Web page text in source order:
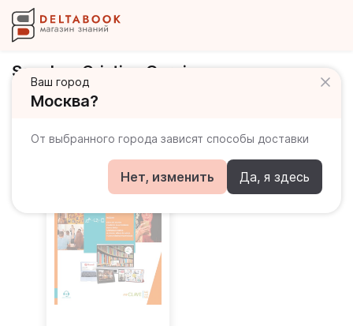
Ваш город
Москва?
От выбранного города зависят способы доставки
Нет, изменить Да, я здесь
Sanchez Cristina Garcia
Книги автора